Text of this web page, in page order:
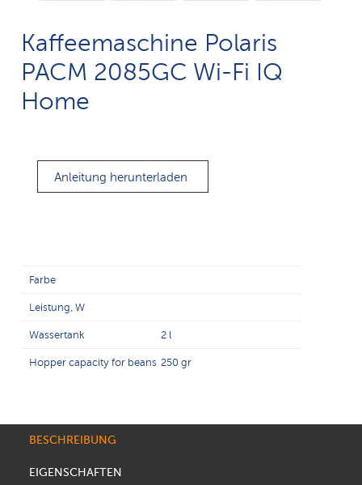
Kaffeemaschine Polaris
PACM 2085GC Wi-Fi IQ
Home
Anleitung herunterladen
Farbe
Leistung, W
Wassertank 2 l
Hopper capacity for beans 250 gr
BESCHREIBUNG
EIGENSCHAFTEN